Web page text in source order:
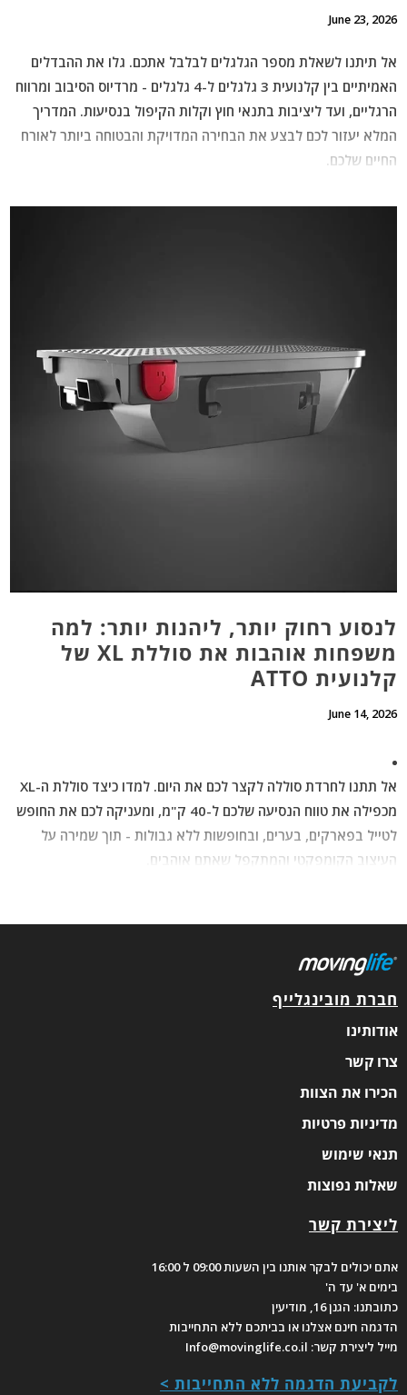
June 23, 2026
אל תיתנו לשאלת מספר הגלגלים לבלבל אתכם. גלו את ההבדלים
האמיתיים בין קלנועית 3 גלגלים ל-4 גלגלים - מרדיוס הסיבוב ומרווח
הרגליים, ועד ליציבות בתנאי חוץ וקלות הקיפול בנסיעות. המדריך
המלא יעזור לכם לבצע את הבחירה המדויקת והבטוחה ביותר לאורח
החיים שלכם.
לנסוע רחוק יותר, ליהנות יותר: למה
משפחות אוהבות את סוללת XL של
קלנועית ATTO
June 14, 2026
אל תתנו לחרדת סוללה לקצר לכם את היום. למדו כיצד סוללת ה-XL
מכפילה את טווח הנסיעה שלכם ל-40 ק"מ, ומעניקה לכם את החופש
לטייל בפארקים, בערים, ובחופשות ללא גבולות - תוך שמירה על
העיצוב הקומפקטי והמתקפל שאתם אוהבים.
חברת מובינגלייף
אודותינו
צרו קשר
הכירו את הצוות
מדיניות פרטיות
תנאי שימוש
שאלות נפוצות
ליצירת קשר
אתם יכולים לבקר אותנו בין השעות 09:00 ל 16:00
בימים א' עד ה'
כתובתנו: הגנן 16, מודיעין
הדגמה חינם אצלנו או בביתכם ללא התחייבות
מייל ליצירת קשר: Info@movinglife.co.il
לקביעת הדגמה ללא התחייבות >